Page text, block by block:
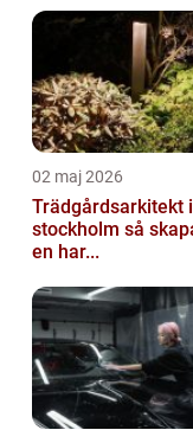
02 maj 2026
Trädgårdsarkitekt i
stockholm så skapar du
en har...